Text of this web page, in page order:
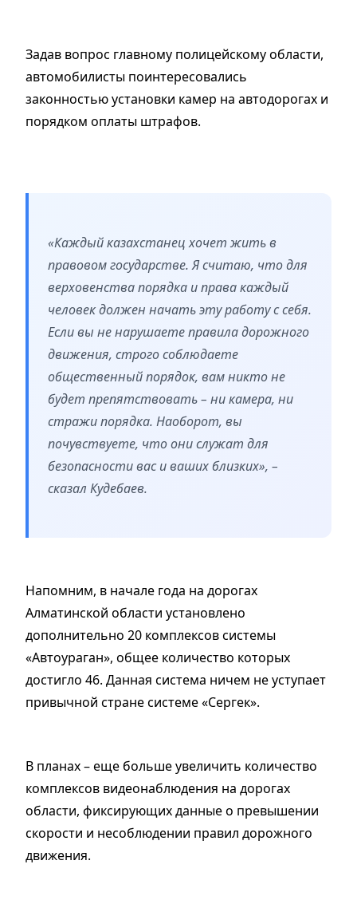
Задав вопрос главному полицейскому области,
автомобилисты поинтересовались
законностью установки камер на автодорогах и
порядком оплаты штрафов.
«Каждый казахстанец хочет жить в
правовом государстве. Я считаю, что для
верховенства порядка и права каждый
человек должен начать эту работу с себя.
Если вы не нарушаете правила дорожного
движения, строго соблюдаете
общественный порядок, вам никто не
будет препятствовать – ни камера, ни
стражи порядка. Наоборот, вы
почувствуете, что они служат для
безопасности вас и ваших близких», –
сказал Кудебаев.
Напомним, в начале года на дорогах
Алматинской области установлено
дополнительно 20 комплексов системы
«Автоураган», общее количество которых
достигло 46. Данная система ничем не уступает
привычной стране системе «Сергек».
В планах – еще больше увеличить количество
комплексов видеонаблюдения на дорогах
области, фиксирующих данные о превышении
скорости и несоблюдении правил дорожного
движения.